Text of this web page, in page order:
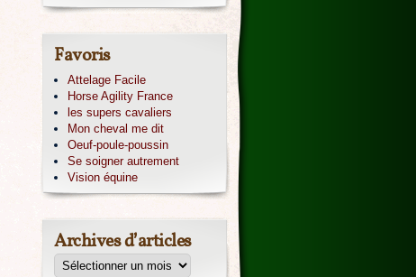
Favoris
Attelage Facile
Horse Agility France
les supers cavaliers
Mon cheval me dit
Oeuf-poule-poussin
Se soigner autrement
Vision équine
Archives d’articles